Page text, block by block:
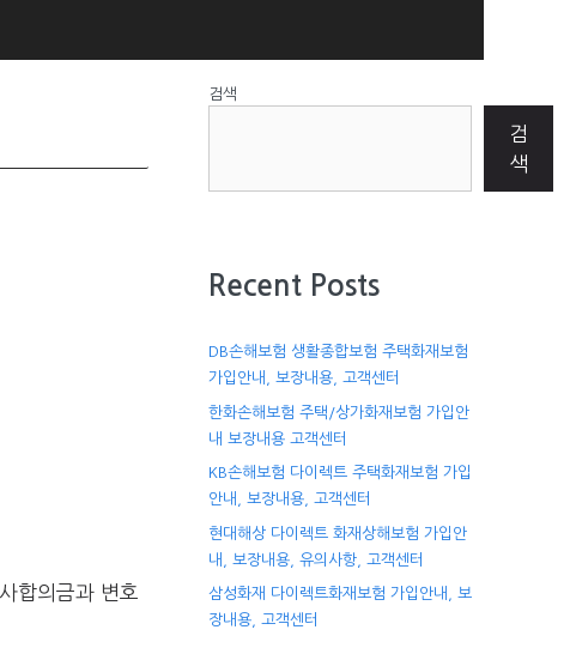
합의금과 변호
검색
검
색
Recent Posts
DB손해보험 생활종합보험 주택화재보험
가입안내, 보장내용, 고객센터
한화손해보험 주택/상가화재보험 가입안
내 보장내용 고객센터
KB손해보험 다이렉트 주택화재보험 가입
안내, 보장내용, 고객센터
현대해상 다이렉트 화재상해보험 가입안
내, 보장내용, 유의사항, 고객센터
삼성화재 다이렉트화재보험 가입안내, 보
장내용, 고객센터